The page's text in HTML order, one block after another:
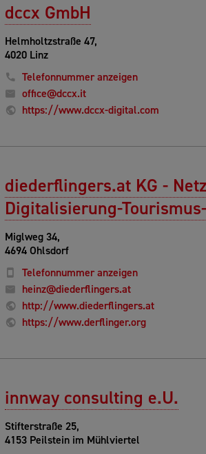
dccx GmbH
Helmholtzstraße 47,
4020 Linz
Telefonnummer anzeigen
office@dccx.it
https://www.dccx-digital.com
diederflingers.at KG -
Digitalisierung-
Miglweg 34,
4694 Ohlsdorf
Telefonnummer anzeigen
heinz@diederflingers.at
http://www.diederflingers.at
https://www.derflinger.org
innway consulting e.U.
Stifterstraße 25,
4153 Peilstein im Mühlviertel